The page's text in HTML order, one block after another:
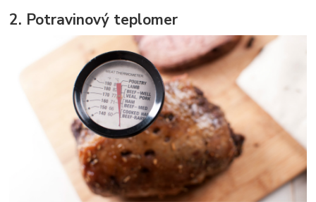
2. Potravinový teplomer